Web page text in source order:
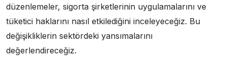
düzenlemeler, sigorta şirketlerinin uygulamalarını ve
tüketici haklarını nasıl etkilediğini inceleyeceğiz. Bu
değişikliklerin sektördeki yansımalarını
değerlendireceğiz.